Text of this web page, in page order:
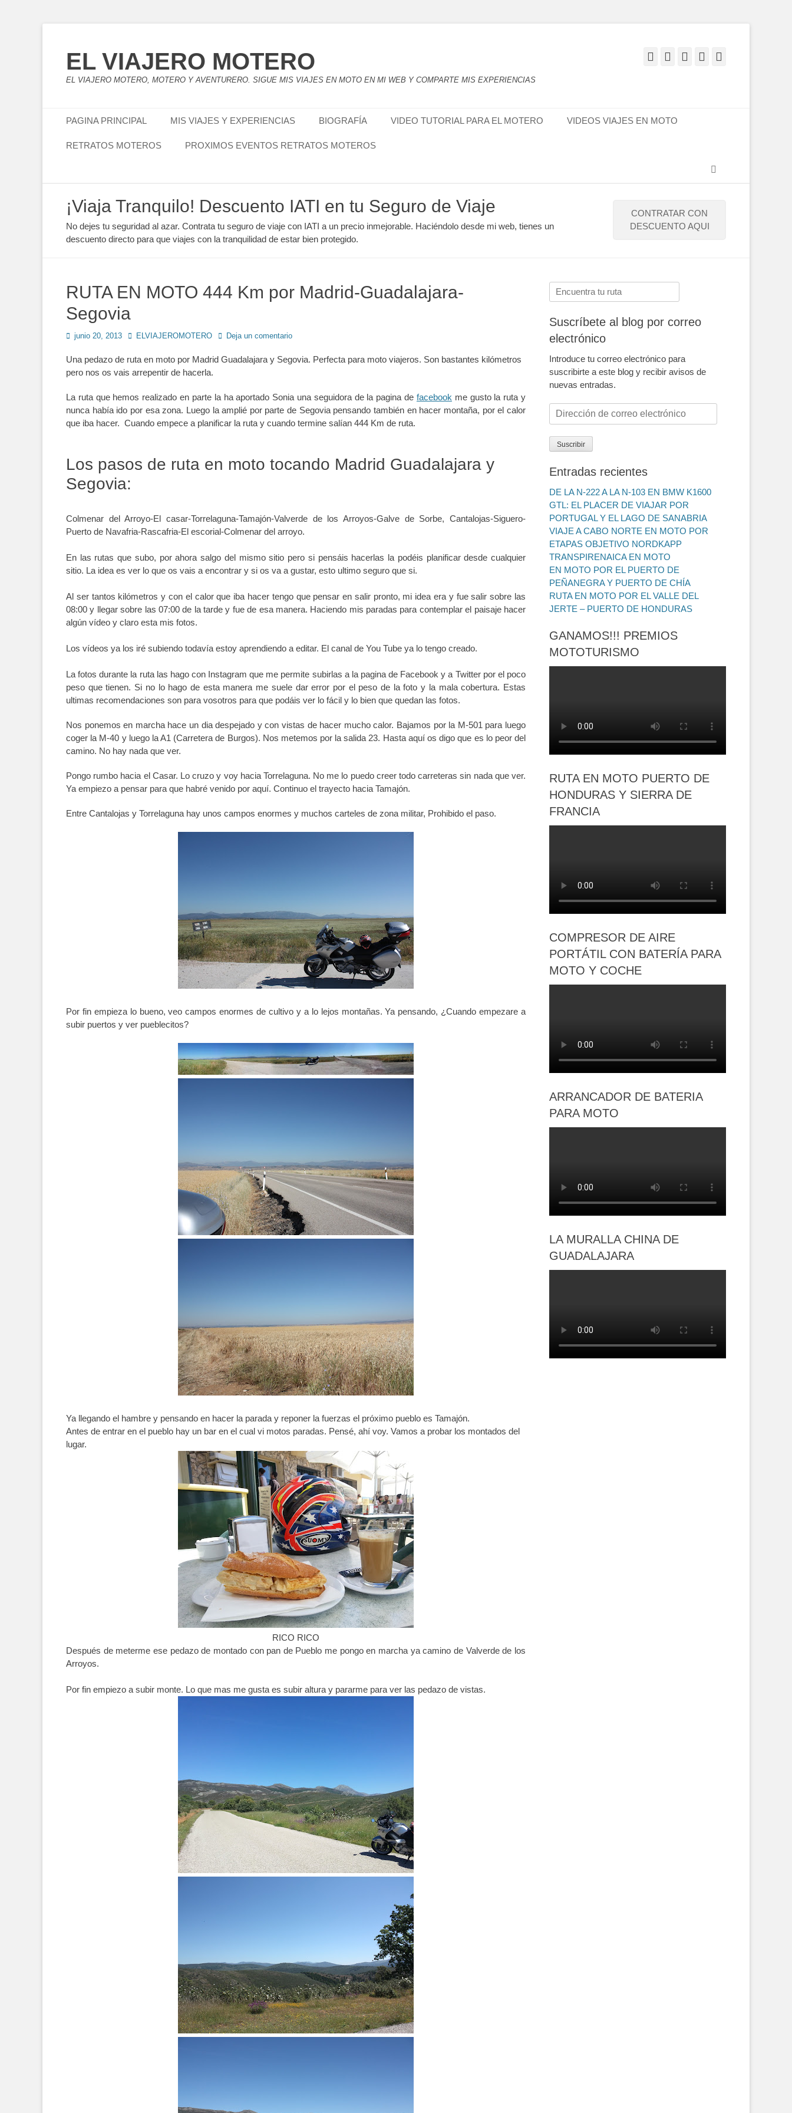
EL VIAJERO MOTERO
EL VIAJERO MOTERO, MOTERO Y AVENTURERO. SIGUE MIS VIAJES EN MOTO EN MI WEB Y COMPARTE MIS EXPERIENCIAS
Facebook
Twitter
FlickrYouTube
Menú principal
contenido
PAGINA PRINCIPAL MIS VIAJES Y EXPERIENCIAS BIOGRAFÍA VIDEO TUTORIAL PARA EL MOTERO VIDEOS VIAJES EN MOTO
RETRATOS MOTEROS
PROXIMOS EVENTOS RETRATOS MOTEROS
contenido
¡Viaja Tranquilo! Descuento IATI en tu Seguro de Viaje
No dejes tu seguridad al azar. Contrata tu seguro de viaje con IATI a un precio inmejorable. Haciéndolo desde mi web, tienes un
descuento directo para que viajes con la tranquilidad de estar bien protegido.
CONTRATAR CON
DESCUENTO AQUI
RUTA EN MOTO 444 Km por Madrid-Guadalajara-
Segovia
Publicado
junio 20, 2013 AutorELVIAJEROMOTERO Deja un comentario
Una pedazo de ruta en moto por Madrid Guadalajara y Segovia. Perfecta para moto viajeros. Son bastantes kilómetros
pero nos os vais arrepentir de hacerla.
La ruta que hemos realizado en parte la ha aportado Sonia una seguidora de la pagina de facebook me gusto la ruta y
nunca había ido por esa zona. Luego la amplié por parte de Segovia pensando también en hacer montaña, por el calor
que iba hacer. Cuando empece a planificar la ruta y cuando termine salían 444 Km de ruta.
Los pasos de ruta en moto tocando Madrid Guadalajara y
Segovia:
Colmenar del Arroyo-El casar-Torrelaguna-Tamajón-Valverde de los Arroyos-Galve de Sorbe, Cantalojas-Siguero-
Puerto de Navafria-Rascafria-El escorial-Colmenar del arroyo.
En las rutas que subo, por ahora salgo del mismo sitio pero si pensáis hacerlas la podéis planificar desde cualquier
sitio. La idea es ver lo que os vais a encontrar y si os va a gustar, esto ultimo seguro que si.
Al ser tantos kilómetros y con el calor que iba hacer tengo que pensar en salir pronto, mi idea era y fue salir sobre las
08:00 y llegar sobre las 07:00 de la tarde y fue de esa manera. Haciendo mis paradas para contemplar el paisaje hacer
algún vídeo y claro esta mis fotos.
Los vídeos ya los iré subiendo todavía estoy aprendiendo a editar. El canal de You Tube ya lo tengo creado.
La fotos durante la ruta las hago con Instagram que me permite subirlas a la pagina de Facebook y a Twitter por el poco
peso que tienen. Si no lo hago de esta manera me suele dar error por el peso de la foto y la mala cobertura. Estas
ultimas recomendaciones son para vosotros para que podáis ver lo fácil y lo bien que quedan las fotos.
Nos ponemos en marcha hace un dia despejado y con vistas de hacer mucho calor. Bajamos por la M-501 para luego
coger la M-40 y luego la A1 (Carretera de Burgos). Nos metemos por la salida 23. Hasta aquí os digo que es lo peor del
camino. No hay nada que ver.
Pongo rumbo hacia el Casar. Lo cruzo y voy hacia Torrelaguna. No me lo puedo creer todo carreteras sin nada que ver.
Ya empiezo a pensar para que habré venido por aquí. Continuo el trayecto hacia Tamajón.
Entre Cantalojas y Torrelaguna hay unos campos enormes y muchos carteles de zona militar, Prohibido el paso.
Por fin empieza lo bueno, veo campos enormes de cultivo y a lo lejos montañas. Ya pensando, ¿Cuando empezare a
subir puertos y ver pueblecitos?
Ya llegando el hambre y pensando en hacer la parada y reponer la fuerzas el próximo pueblo es Tamajón.
Antes de entrar en el pueblo hay un bar en el cual vi motos paradas. Pensé, ahí voy. Vamos a probar los montados del
lugar.
RICO RICO
Después de meterme ese pedazo de montado con pan de Pueblo me pongo en marcha ya camino de Valverde de los
Arroyos.
Por fin empiezo a subir monte. Lo que mas me gusta es subir altura y pararme para ver las pedazo de vistas.
Buscar:
Suscríbete al blog por correo
electrónico
Introduce tu correo electrónico para
suscribirte a este blog y recibir avisos de
nuevas entradas.
Dirección
de
correo
electrónico
Suscribir
Entradas recientes
DE LA N-222 A LA N-103 EN BMW K1600
GTL: EL PLACER DE VIAJAR POR
PORTUGAL Y EL LAGO DE SANABRIA
VIAJE A CABO NORTE EN MOTO POR
ETAPAS OBJETIVO NORDKAPP
TRANSPIRENAICA EN MOTO
EN MOTO POR EL PUERTO DE
PEÑANEGRA Y PUERTO DE CHÍA
RUTA EN MOTO POR EL VALLE DEL
JERTE – PUERTO DE HONDURAS
GANAMOS!!! PREMIOS
MOTOTURISMO
RUTA EN MOTO PUERTO DE
HONDURAS Y SIERRA DE
FRANCIA
COMPRESOR DE AIRE
PORTÁTIL CON BATERÍA PARA
MOTO Y COCHE
ARRANCADOR DE BATERIA
PARA MOTO
LA MURALLA CHINA DE
GUADALAJARA